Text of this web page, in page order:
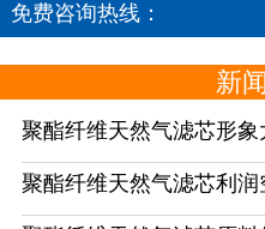
免费咨询热线：
新
聚酯纤维天然气滤芯形象
聚酯纤维天然气滤芯利